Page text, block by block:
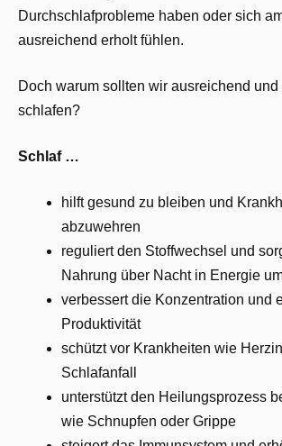
Durchschlafprobleme haben oder sich
ausreichend erholt fühlen.
Doch warum sollten wir ausreichend
schlafen?
Schlaf …
hilft gesund zu bleiben und
abzuwehren
reguliert den Stoffwechsel und
Nahrung über Nacht in Energie
verbessert die Konzentration und
Produktivität
schützt vor Krankheiten wie
Schlafanfall
unterstützt den Heilungsprozess
wie Schnupfen oder Grippe